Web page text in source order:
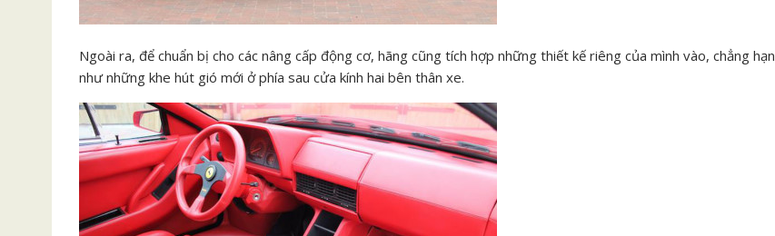
Ngoài ra, để chuẩn bị cho các nâng cấp động cơ, hãng cũng tích hợp những thiết kế riêng của mình vào, chẳng hạn
như những khe hút gió mới ở phía sau cửa kính hai bên thân xe.